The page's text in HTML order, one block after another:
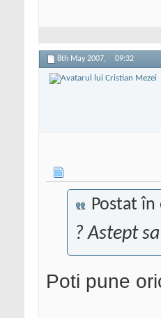
8th May 2007, 09:32
Postat în
? Astept
Poti pune